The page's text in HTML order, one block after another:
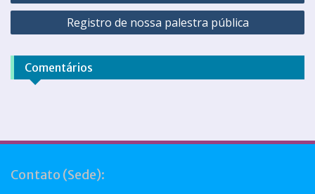
Registro de nossa palestra pública
Comentários
Contato (Sede):